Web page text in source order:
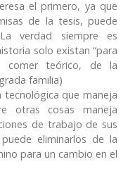
el primero, ya que
de la tesis, puede
verdad siempre es
solo existan “para
comer teórico, de la
familia)
tecnológica que maneja
otras cosas maneja
de trabajo de sus
eliminarlos de la
para un cambio en el